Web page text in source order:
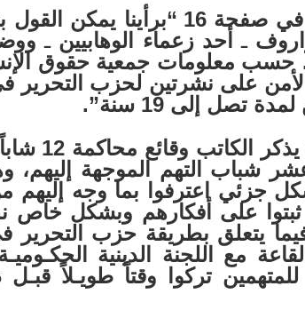
ويقول الكاتب في صفحة 16
ـأحد زعماء الوهابيينـ
حسب معلومات جمعية حقوق
الأمن على نشرتين لحزب
وفي
شباب التهم الموجهة
ثبتوا على أفكارهم وبشكل خاص
فيما يتعلق بطريقة حزب التحرير
مع اللجنة الدينية
للمتهمين تركوا وقتاً طويـلاً